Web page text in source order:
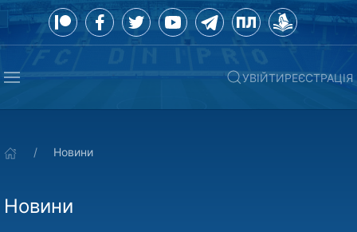
УВІЙТИРЕЄСТРАЦІЯ
Новини
Новини